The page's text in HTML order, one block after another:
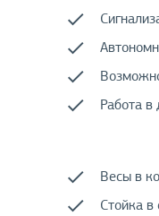
Работа в
Весы в
Стойка